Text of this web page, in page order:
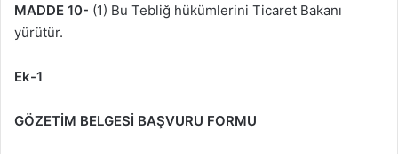
MADDE 10- (1) Bu Tebliğ hükümlerini Ticaret Bakanı
yürütür.
Ek-1
GÖZETİM BELGESİ BAŞVURU FORMU